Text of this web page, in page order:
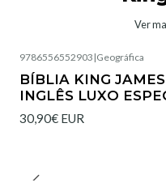
Ver
9786556552903 |Geográfica
BÍBLIA KING
INGLÊS LUXO
30,90€ EUR